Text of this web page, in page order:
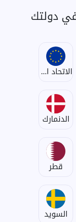
دولتك
الاتحاد الأوروبي
الدنمارك
قطر
السويد